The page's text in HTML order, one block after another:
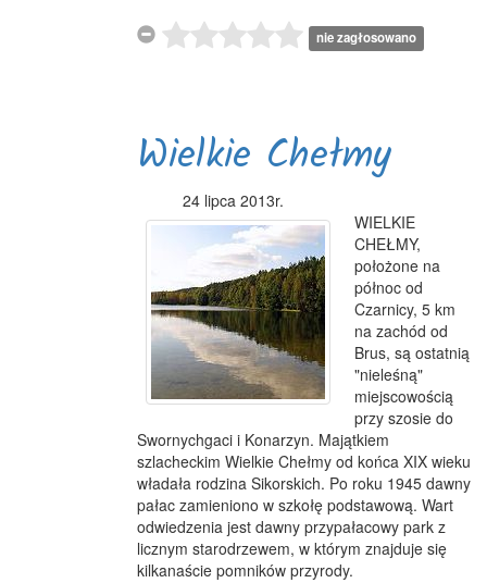
nie zagłosowano
Wielkie Chełmy
24 lipca 2013r.
WIELKIE
CHEŁMY,
położone na
północ od
Czarnicy, 5 km
na zachód od
Brus, są ostatnią
"nieleśną"
miejscowością
przy szosie do
Swornychgaci i Konarzyn. Majątkiem
szlacheckim Wielkie Chełmy od końca XIX wieku
władała rodzina Sikorskich. Po roku 1945 dawny
pałac zamieniono w szkołę podstawową. Wart
odwiedzenia jest dawny przypałacowy park z
licznym starodrzewem, w którym znajduje się
kilkanaście pomników przyrody.